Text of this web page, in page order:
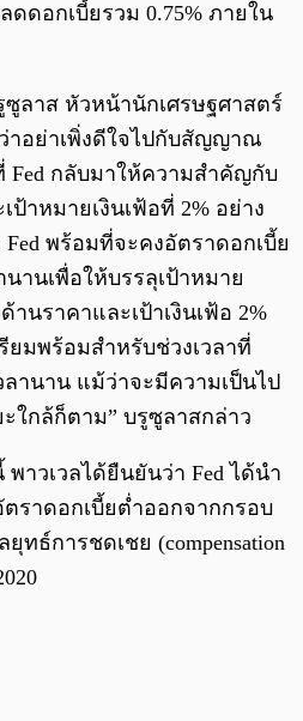
ดอกเบี้ยรวม 0.75% ภายใน
ลาส หัวหน้านักเศรษฐศาสตร์
ว่าอย่าเพิ่งดีใจไปกับสัญญาณ
Fed กลับมาให้ความสำคัญกับ
ป้าหมายเงินเฟ้อที่ 2% อย่าง
พร้อมที่จะคงอัตราดอกเบี้ย
านเพื่อให้บรรลุเป้าหมาย
นราคาและเป้าเงินเฟ้อ 2%
ยมพร้อมสำหรับช่วงเวลาที่
ลานาน แม้ว่าจะมีความเป็นไป
ใกล้ก็ตาม” บรูซูลาสกล่าว
าวเวลได้ยืนยันว่า Fed ได้นำ
ราดอกเบี้ยต่ำออกจากกรอบ
ทธ์การชดเชย (compensation